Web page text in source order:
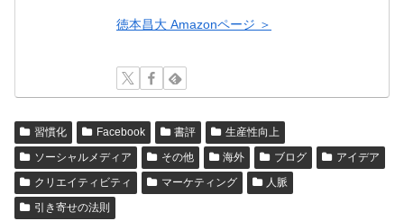
徳本昌大 Amazonページ ＞
習慣化 Facebook 書評
生産性向上
ソーシャルメディア
その他 海外 ブログ
アイデア
クリエイティビティ
マーケティング
人脈
引き寄せの法則